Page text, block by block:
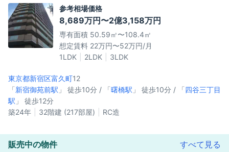
参考相場価格
8,689万円〜2億3,158万円
専有面積 50.59㎡〜108.4㎡
想定賃料 22万円〜52万円/月
1LDK
2LDK 3LDK
東京都新宿区富久町12
「新宿御苑前駅 」 徒歩10分 / 「曙橋駅 」 徒歩10分 / 「四谷三丁目
駅 」 徒歩12分
築24年
32階建 (217部屋) RC造
販売中の物件 すべて見る